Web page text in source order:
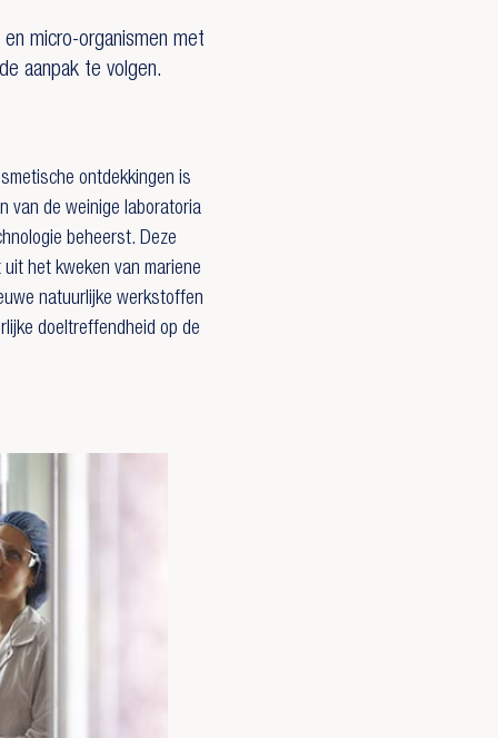
micro-organismen met
aanpak te volgen.
ontdekkingen is
van de weinige laboratoria
beheerst. Deze
het kweken van mariene
natuurlijke werkstoffen
doeltreffendheid op de